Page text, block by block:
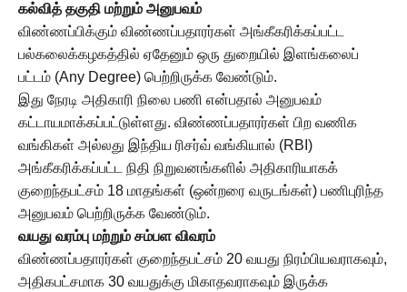
கல்வித் தகுதி மற்றும் அனுபவம்
விண்ணப்பிக்கும் விண்ணப்பதாரர்கள் அங்கீகரிக்கப்பட்ட
பல்கலைக்கழகத்தில் ஏதேனும் ஒரு துறையில் இளங்கலைப்
பட்டம் (Any Degree) பெற்றிருக்க வேண்டும்.
இது நேரடி அதிகாரி நிலை பணி என்பதால் அனுபவம்
கட்டாயமாக்கப்பட்டுள்ளது. விண்ணப்பதாரர்கள் பிற வணிக
வங்கிகள் அல்லது இந்திய ரிசர்வ் வங்கியால் (RBI)
அங்கீகரிக்கப்பட்ட நிதி நிறுவனங்களில் அதிகாரியாகக்
குறைந்தபட்சம் 18 மாதங்கள் (ஒன்றரை வருடங்கள்) பணிபுரிந்த
அனுபவம் பெற்றிருக்க வேண்டும்.
வயது வரம்பு மற்றும் சம்பள விவரம்
விண்ணப்பதாரர்கள் குறைந்தபட்சம் 20 வயது நிரம்பியவராகவும்,
அதிகபட்சமாக 30 வயதுக்கு மிகாதவராகவும் இருக்க